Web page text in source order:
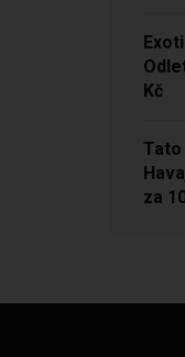
Kč
za